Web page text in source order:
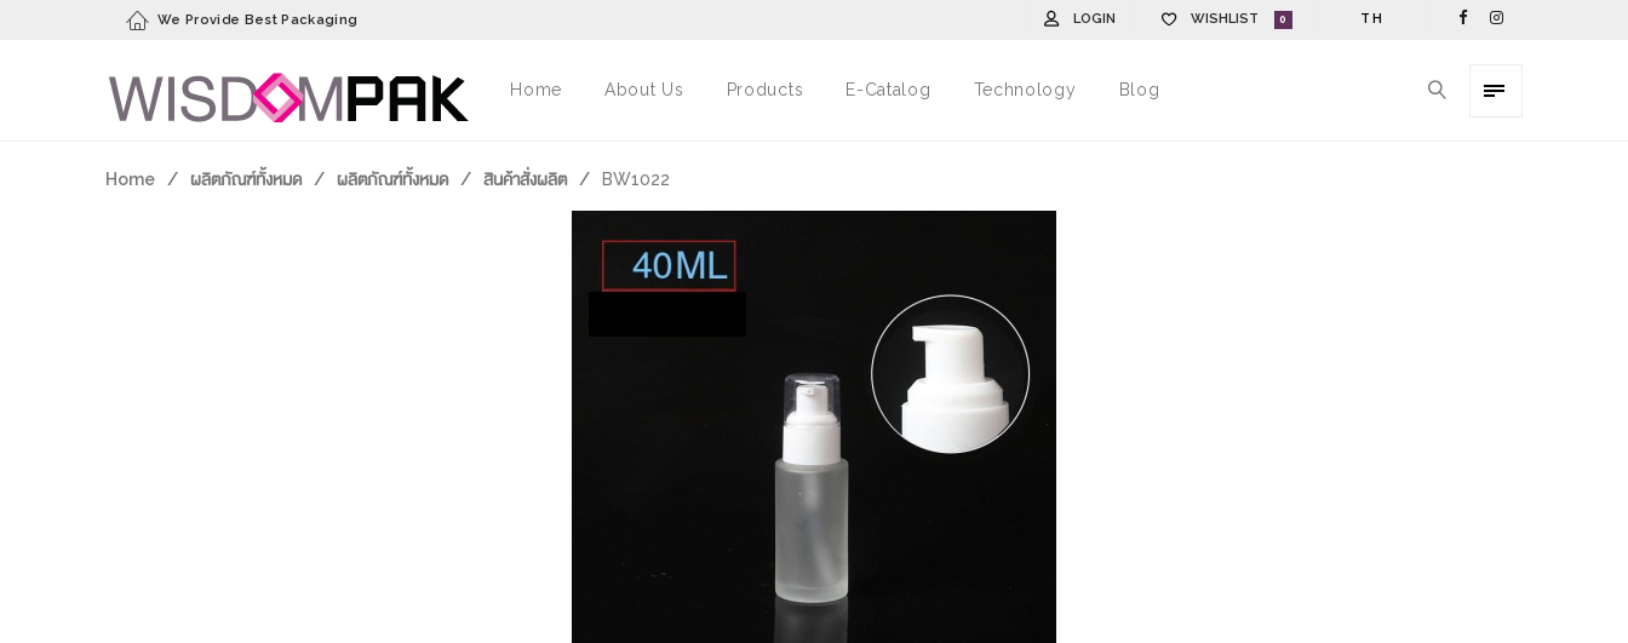
We Provide Best Packaging TH
0
WISHLIST
LOGIN
Home About Us Products E-Catalog Technology Blog
Home / ผลิตภัณฑ์ทั้งหมด / ผลิตภัณฑ์ทั้งหมด / สินค้าสั่งผลิต / BW1022